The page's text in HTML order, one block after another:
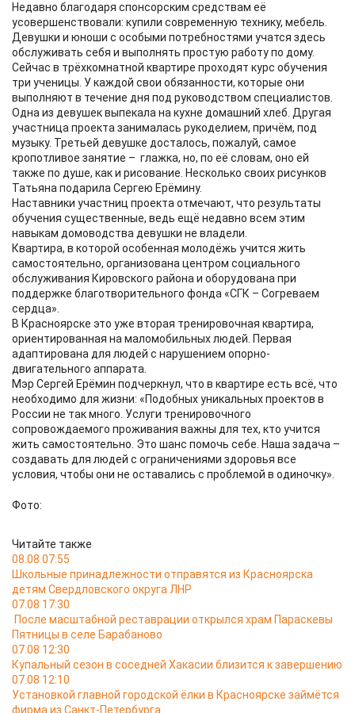
Недавно благодаря спонсорским средствам её
усовершенствовали: купили современную технику, мебель.
Девушки и юноши с особыми потребностями учатся здесь
обслуживать себя и выполнять простую работу по дому.
Сейчас в трёхкомнатной квартире проходят курс обучения
три ученицы. У каждой свои обязанности, которые они
выполняют в течение дня под руководством специалистов.
Одна из девушек выпекала на кухне домашний хлеб. Другая
участница проекта занималась рукоделием, причём, под
музыку. Третьей девушке досталось, пожалуй, самое
кропотливое занятие – глажка, но, по её словам, оно ей
также по душе, как и рисование. Несколько своих рисунков
Татьяна подарила Сергею Ерёмину.
Наставники участниц проекта отмечают, что результаты
обучения существенные, ведь ещё недавно всем этим
навыкам домоводства девушки не владели.
Квартира, в которой особенная молодёжь учится жить
самостоятельно, организована центром социального
обслуживания Кировского района и оборудована при
поддержке благотворительного фонда «СГК – Согреваем
сердца».
В Красноярске это уже вторая тренировочная квартира,
ориентированная на маломобильных людей. Первая
адаптирована для людей с нарушением опорно-
двигательного аппарата.
Мэр Сергей Ерёмин подчеркнул, что в квартире есть всё, что
необходимо для жизни: «Подобных уникальных проектов в
России не так много. Услуги тренировочного
сопровождаемого проживания важны для тех, кто учится
жить самостоятельно. Это шанс помочь себе. Наша задача –
создавать для людей с ограничениями здоровья все
условия, чтобы они не оставались с проблемой в одиночку».
Фото:
Читайте также
08.08 07:55
Школьные принадлежности отправятся из Красноярска
детям Свердловского округа ЛНР
07.08 17:30
После масштабной реставрации открылся храм Параскевы
Пятницы в селе Барабаново
07.08 12:30
Купальный сезон в соседней Хакасии близится к завершению
07.08 12:10
Установкой главной городской ёлки в Красноярске займётся
фирма из Санкт-Петербурга